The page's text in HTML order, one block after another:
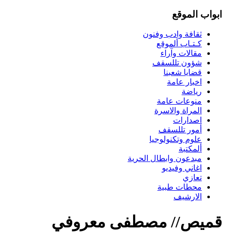
ابواب الموقع
ثقافة وادب وفنون
كـتـاب ألموقع
مقالات وآراء
شؤون تللسقف
قضايا شعبنا
اخبار عامة
رياضة
منوعات عامة
المراة والاسرة
اصدارات
أمور تللسقف
علوم وتكنولوجيا
ألمكتبة
مبدعون وابطال الحرية
اغاني وفيديو
تعازي
محطات طبية
الارشيف
قميص// مصطفى معروفي